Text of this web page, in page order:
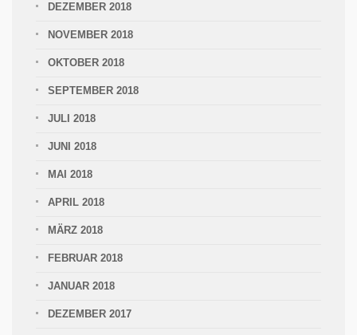
DEZEMBER 2018
NOVEMBER 2018
OKTOBER 2018
SEPTEMBER 2018
JULI 2018
JUNI 2018
MAI 2018
APRIL 2018
MÄRZ 2018
FEBRUAR 2018
JANUAR 2018
DEZEMBER 2017